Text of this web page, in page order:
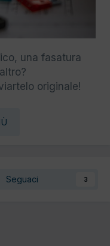
una fasatura
originale!
Seguaci 3